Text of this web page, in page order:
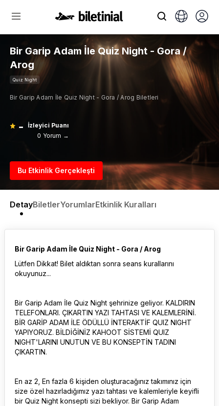
Bir Garip Adam İle Quiz Night - Gora /
Arog
Quiz Night
Bir Garip Adam İle Quiz Night - Gora / Arog Biletleri
-
İzleyici Puanı
0 Yorum →
Bu Etkinlik Gerçekleşti
DetayBiletlerYorumlarEtkinlik Kuralları
Bir Garip Adam İle Quiz Night - Gora / Arog
Lütfen Dikkat! Bilet aldıktan sonra seans kurallarını
okuyunuz...
Bir Garip Adam İle Quiz Night şehrinize geliyor. KALDIRIN
TELEFONLARI. ÇIKARTIN YAZI TAHTASI VE KALEMLERİNİ.
BİR GARİP ADAM İLE ÖDÜLLÜ İNTERAKTİF QUIZ NIGHT
YAPIYORUZ. BİLDİĞİNİZ KAHOOT SİSTEMİ QUIZ
NIGHT'LARINI UNUTUN VE BU KONSEPTİN TADINI
ÇIKARTIN.
En az 2, En fazla 6 kişiden oluşturacağınız takımınız için
size özel hazırladığımız yazı tahtası ve kalemleriyle keyifli
bir Quiz Night konsepti sizi bekliyor. Bir Garip Adam